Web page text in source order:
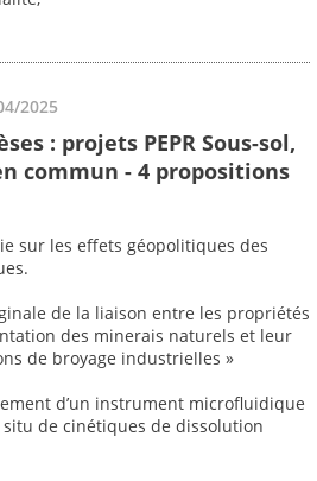
2025
: projets PEPR Sous-sol,
commun - 4 propositions
sur les effets géopolitiques des
de la liaison entre les propriétés
des minerais naturels et leur
de broyage industrielles »
d’un instrument microfluidique
de cinétiques de dissolution